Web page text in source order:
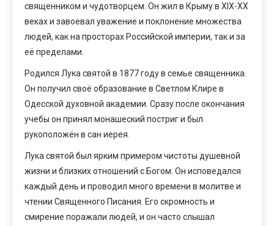
священником и чудотворцем. Он жил в Крыму в XIX-XX
веках и завоевал уважение и поклонение множества
людей, как на просторах Российской империи, так и за
её пределами.
Родился Лука святой в 1877 году в семье священника.
Он получил своё образование в Светлом Клире в
Одесской духовной академии. Сразу после окончания
учебы он принял монашеский постриг и был
рукоположён в сан иерея.
Лука святой был ярким примером чистоты душевной
жизни и близких отношений с Богом. Он исповедался
каждый день и проводил много времени в молитве и
чтении Священного Писания. Его скромность и
смирение поражали людей, и он часто слышал